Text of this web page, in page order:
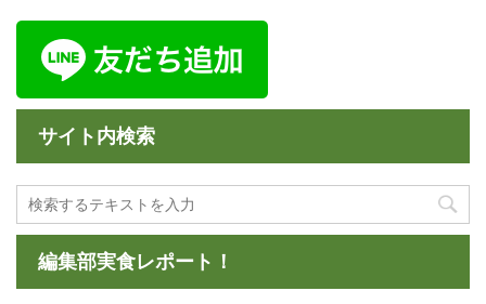
サイト内検索
編集部実食レポート！